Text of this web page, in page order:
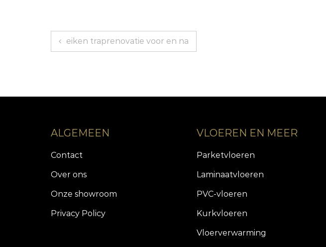
Bericht
navigatie
eiken traprenovatie voor en na
ALGEMEEN
Contact
Over ons
Onze showroom
Privacy Policy
VLOEREN EN MEER
Parketvloeren
Laminaatvloeren
PVC-vloeren
Kurkvloeren
Vloerverwarming